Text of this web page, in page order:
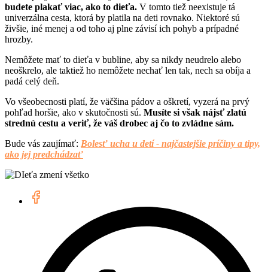
budete plakať viac, ako to dieťa. V tomto tiež neexistuje tá
univerzálna cesta, ktorá by platila na deti rovnako. Niektoré sú
živšie, iné menej a od toho aj plne závisí ich pohyb a prípadné
hrozby.
Nemôžete mať to dieťa v bubline, aby sa nikdy neudrelo alebo
neoškrelo, ale taktiež ho nemôžete nechať len tak, nech sa obíja a
padá celý deň.
Vo všeobecnosti platí, že väčšina pádov a oškretí, vyzerá na prvý
pohľad horšie, ako v skutočnosti sú. Musíte si však nájsť zlatú
strednú cestu a veriť, že váš drobec aj čo to zvládne sám.
Bude vás zaujímať: Bolesť ucha u detí - najčastejšie príčiny a tipy,
ako jej predchádzať